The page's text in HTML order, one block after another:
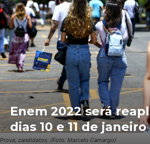
Prova, candidatos. (Foto: Marcelo Camargo)
Enem 2022 será
dias 10 e 11 de janeiro